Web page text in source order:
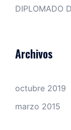
DIPLOMADO
Archivos
octubre 2019
marzo 2015